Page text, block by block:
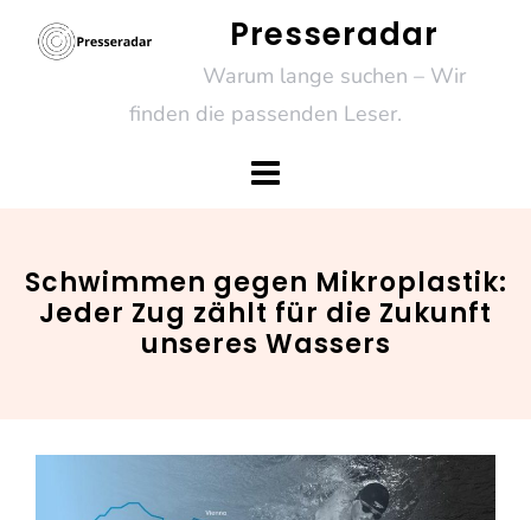
Presseradar
Warum lange suchen – Wir
finden die passenden Leser.
Schwimmen gegen Mikroplastik:
Jeder Zug zählt für die Zukunft
unseres Wassers